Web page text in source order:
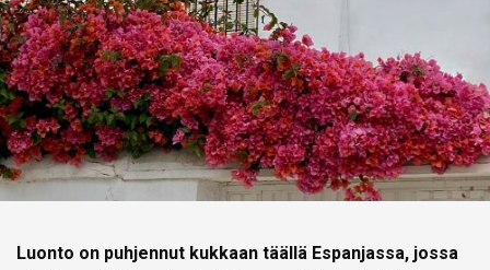
Luonto on puhjennut kukkaan täällä Espanjassa, jossa